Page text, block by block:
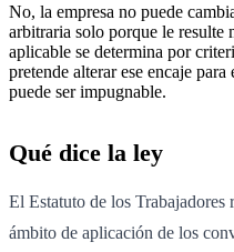
No, la empresa no puede
arbitraria solo porque le resulte
aplicable se determina por
pretende alterar ese encaje
puede ser impugnable.
Qué dice la ley
El Estatuto de los
ámbito de aplicación de los